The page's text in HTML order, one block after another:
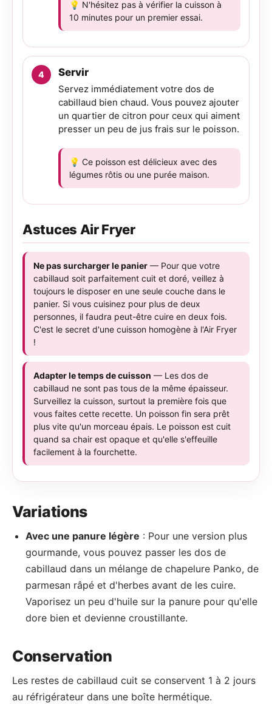
💡 N'hésitez pas à vérifier la cuisson à
10 minutes pour un premier essai.
Servir
Servez immédiatement votre dos de
cabillaud bien chaud. Vous pouvez ajouter
un quartier de citron pour ceux qui aiment
presser un peu de jus frais sur le poisson.
💡 Ce poisson est délicieux avec des
légumes rôtis ou une purée maison.
Astuces Air Fryer
Ne pas surcharger le panier — Pour que votre
cabillaud soit parfaitement cuit et doré, veillez à
toujours le disposer en une seule couche dans le
panier. Si vous cuisinez pour plus de deux
personnes, il faudra peut-être cuire en deux fois.
C'est le secret d'une cuisson homogène à l'Air Fryer
!
Adapter le temps de cuisson — Les dos de
cabillaud ne sont pas tous de la même épaisseur.
Surveillez la cuisson, surtout la première fois que
vous faites cette recette. Un poisson fin sera prêt
plus vite qu'un morceau épais. Le poisson est cuit
quand sa chair est opaque et qu'elle s'effeuille
facilement à la fourchette.
Variations
Avec une panure légère : Pour une version plus
gourmande, vous pouvez passer les dos de
cabillaud dans un mélange de chapelure Panko, de
parmesan râpé et d'herbes avant de les cuire.
Vaporisez un peu d'huile sur la panure pour qu'elle
dore bien et devienne croustillante.
Conservation
Les restes de cabillaud cuit se conservent 1 à 2 jours
au réfrigérateur dans une boîte hermétique.